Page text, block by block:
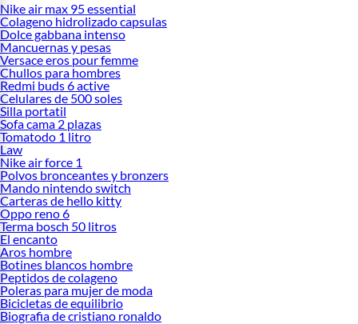
Nike air max 95 essential
Colageno hidrolizado capsulas
Dolce gabbana intenso
Mancuernas y pesas
Versace eros pour femme
Chullos para hombres
Redmi buds 6 active
Celulares de 500 soles
Silla portatil
Sofa cama 2 plazas
Tomatodo 1 litro
Law
Nike air force 1
Polvos bronceantes y bronzers
Mando nintendo switch
Carteras de hello kitty
Oppo reno 6
Terma bosch 50 litros
El encanto
Aros hombre
Botines blancos hombre
Peptidos de colageno
Poleras para mujer de moda
Bicicletas de equilibrio
Biografia de cristiano ronaldo